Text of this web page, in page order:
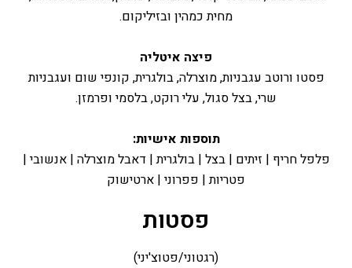
מחית כמהין ובזיליקום.
פיצה איטליה
פסטו ורוטב עגבניות, מוצרלה, בולגרית, קונפי שום ועגבניות
שרי, בצל סגול, עלי רוקט, בלסמי ופרמזן.
תוספות אישיות:
פלפל חריף | זיתים | בצל | בולגרית | דאבל מוצרלה | אנשובי |
פטריות | פפרוני | ארטישוק
פסטות
(רגטוני/פטוצ'יני)